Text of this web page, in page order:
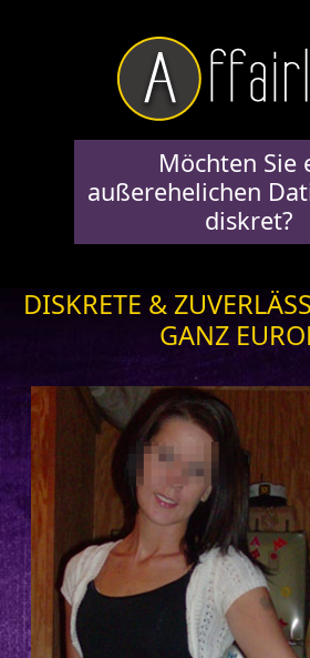
Möchten Sie
außerehelichen
diskret?
DISKRETE &
GANZ